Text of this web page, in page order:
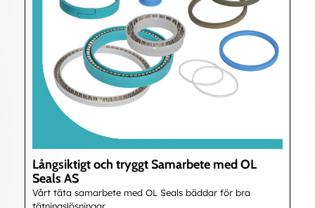
Långsiktigt och tryggt Samarbete med OL
Seals AS
Vårt täta samarbete med OL Seals bäddar för bra
tätningslösningar